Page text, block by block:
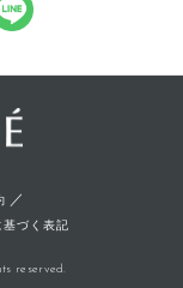
／
基づく表記
reserved.